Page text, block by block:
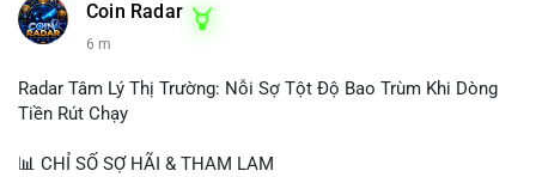
Coin Radar
6 m
Radar Tâm Lý Thị Trường: Nỗi Sợ Tột Độ Bao Trùm Khi Dòng
Tiền Rút Chạy
📊 CHỈ SỐ SỢ HÃI & THAM LAM